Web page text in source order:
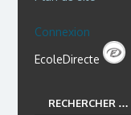
Connexion
EcoleDirecte
RECHERCHER …